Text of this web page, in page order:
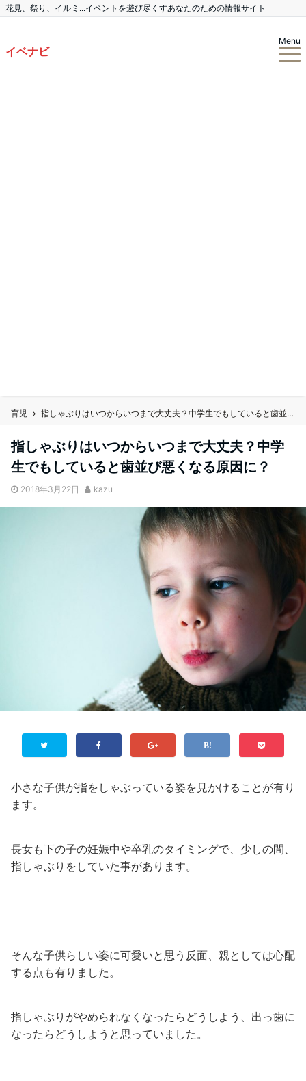
花見、祭り、イルミ...イベントを遊び尽くすあなたのための情報サイト
イベナビ
Menu
育児 指しゃぶりはいつからいつまで大丈夫？中学生でもしていると歯並び悪くなる原因に？
指しゃぶりはいつからいつまで大丈夫？中学
生でもしていると歯並び悪くなる原因に？
2018年3月22日 kazu
小さな子供が指をしゃぶっている姿を見かけることが有り
ます。
長女も下の子の妊娠中や卒乳のタイミングで、少しの間、
指しゃぶりをしていた事があります。
そんな子供らしい姿に可愛いと思う反面、親としては心配
する点も有りました。
指しゃぶりがやめられなくなったらどうしよう、出っ歯に
なったらどうしようと思っていました。